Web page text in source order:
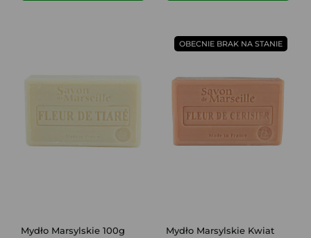
Mydło Marsylskie 100g
Mydło Marsylskie Kwiat
OBECNIE BRAK NA STANIE